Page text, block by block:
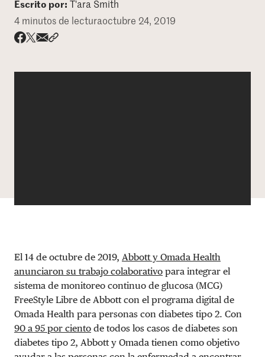
Escrito por: T'ara Smith
4 minutos de lecturaoctubre 24, 2019
El 14 de octubre de 2019, Abbott y Omada Health
anunciaron su trabajo colaborativo para integrar el
sistema de monitoreo continuo de glucosa (MCG)
FreeStyle Libre de Abbott con el programa digital de
Omada Health para personas con diabetes tipo 2. Con
90 a 95 por ciento de todos los casos de diabetes son
diabetes tipo 2, Abbott y Omada tienen como objetivo